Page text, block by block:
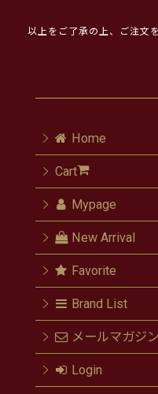
以上をご了承の上、ご注文
Home
Cart
Mypage
New Arrival
Favorite
Brand List
メールマガジン
Login